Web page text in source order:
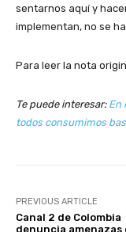
sentarnos aquí y
implementan, no se
Para leer la nota
Te puede interesar: En
todos consumimos
PREVIOUS ARTICLE
Canal 2 de Colombia
denuncia amenazas